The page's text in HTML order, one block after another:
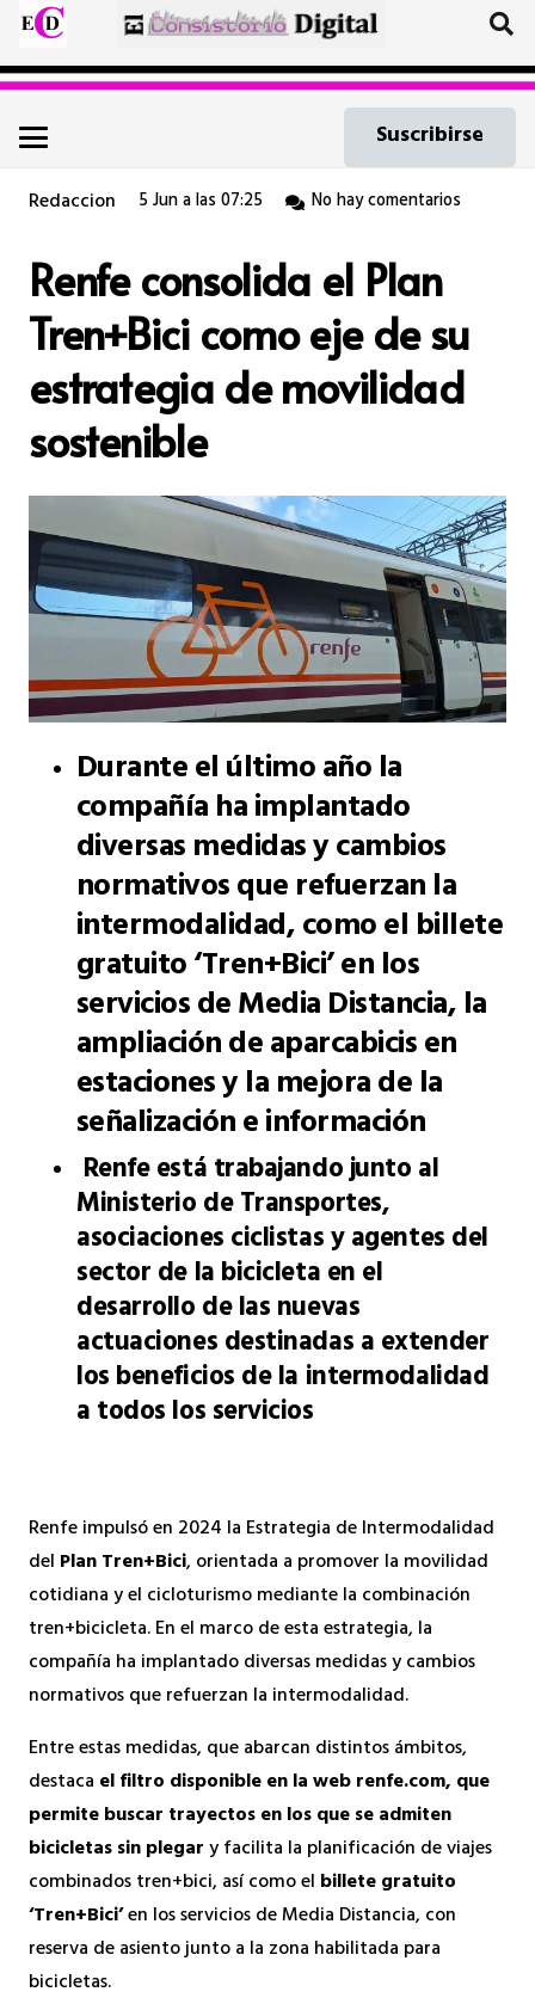
Suscribirse
Redaccion 5 Jun a las 07:25 No hay comentarios
Renfe consolida el Plan
Tren+Bici como eje de su
estrategia de movilidad
sostenible
Durante el último año la
compañía ha implantado
diversas medidas y cambios
normativos que refuerzan la
intermodalidad, como el billete
gratuito ‘Tren+Bici’ en los
servicios de Media Distancia, la
ampliación de aparcabicis en
estaciones y la mejora de la
señalización e información
Renfe está trabajando junto al
Ministerio de Transportes,
asociaciones ciclistas y agentes del
sector de la bicicleta en el
desarrollo de las nuevas
actuaciones destinadas a extender
los beneficios de la intermodalidad
a todos los servicios
Renfe impulsó en 2024 la Estrategia de Intermodalidad
del Plan Tren+Bici, orientada a promover la movilidad
cotidiana y el cicloturismo mediante la combinación
tren+bicicleta. En el marco de esta estrategia, la
compañía ha implantado diversas medidas y cambios
normativos que refuerzan la intermodalidad.
Entre estas medidas, que abarcan distintos ámbitos,
destaca el filtro disponible en la web renfe.com, que
permite buscar trayectos en los que se admiten
bicicletas sin plegary facilita la planificación de viajes
combinados tren+bici, así como el billete gratuito
‘Tren+Bici’en los servicios de Media Distancia, con
reserva de asiento junto a la zona habilitada para
bicicletas.